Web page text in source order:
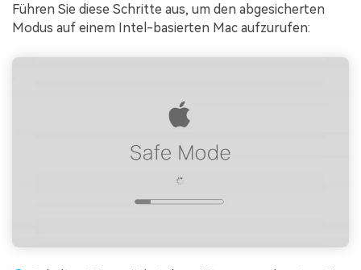
Führen Sie diese Schritte aus, um den abgesicherten
Modus auf einem Intel-basierten Mac aufzurufen: